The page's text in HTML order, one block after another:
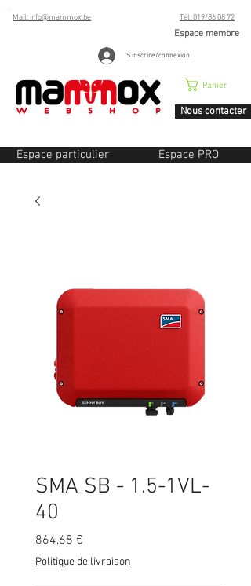
Mail: info@mammox.be Tél: 019/86 08 72
Espace membre
S'inscrire/connexion
Panier
Nous contacter
Espace particulier Espace PRO
SMA SB - 1.5-1VL-
40
864,68 €
Politique de livraison